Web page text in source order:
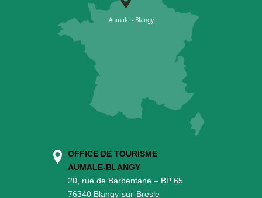
OFFICE DE TOURISME
AUMALE-BLANGY
20, rue de Barbentane – BP 65
76340 Blangy-sur-Bresle